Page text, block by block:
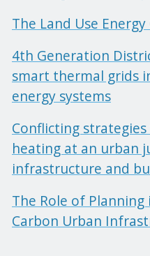
The Land Use
4th Generation
smart thermal grids
energy systems
Conflicting
heating at an urban
infrastructure and
The Role of
Carbon Urban